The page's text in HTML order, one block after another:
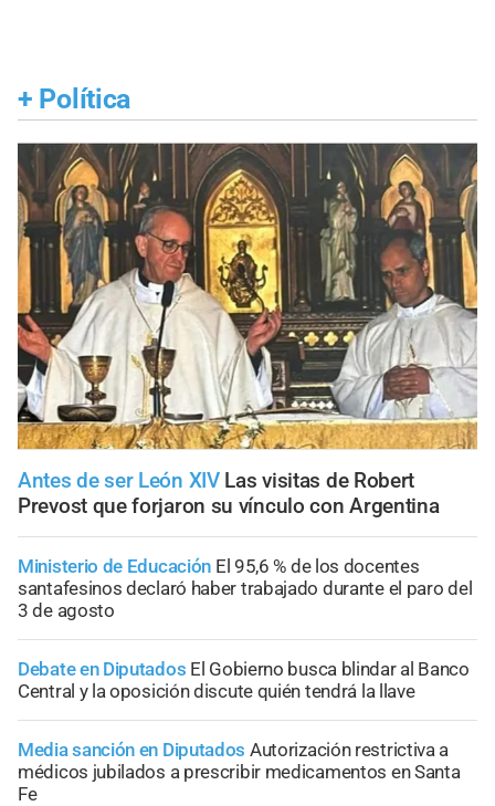
+ Política
Antes de ser León XIV Las visitas de Robert
Prevost que forjaron su vínculo con Argentina
Ministerio de Educación El 95,6 % de los docentes
santafesinos declaró haber trabajado durante el paro del
3 de agosto
Debate en Diputados El Gobierno busca blindar al Banco
Central y la oposición discute quién tendrá la llave
Media sanción en Diputados Autorización restrictiva a
médicos jubilados a prescribir medicamentos en Santa
Fe